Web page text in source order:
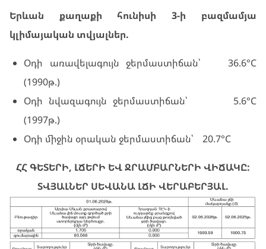
Երևան քաղաքի հունիսի 3-ի բազմամյա
կլիմայական տվյալներ.
Օդի առավելագույն ջերմաստիճան՝ 36.6°C
(1990թ.)
Օդի նվազագույն ջերմաստիճան՝ 5.6°C
(1997թ.)
Օդի միջին օրական ջերմաստիճան՝ 20.7°C
ՀՀ ԳԵՏԵՐԻ, ԼՃԵՐԻ ԵՎ ՋՐԱՄԲԱՐՆԵՐԻ ՎԻՃԱԿԸ:
ՏՎՅԱԼՆԵՐ ՍԵՎԱՆԱ ԼՃԻ ՎԵՐԱԲԵՐՅԱԼ.